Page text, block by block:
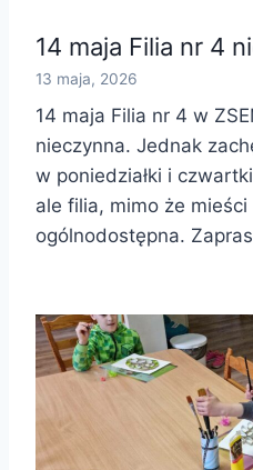
14 maja Filia nr 4
13 maja, 2026
14 maja Filia nr 4 w
nieczynna. Jednak
w poniedziałki i
ale filia, mimo że
ogólnodostępna.